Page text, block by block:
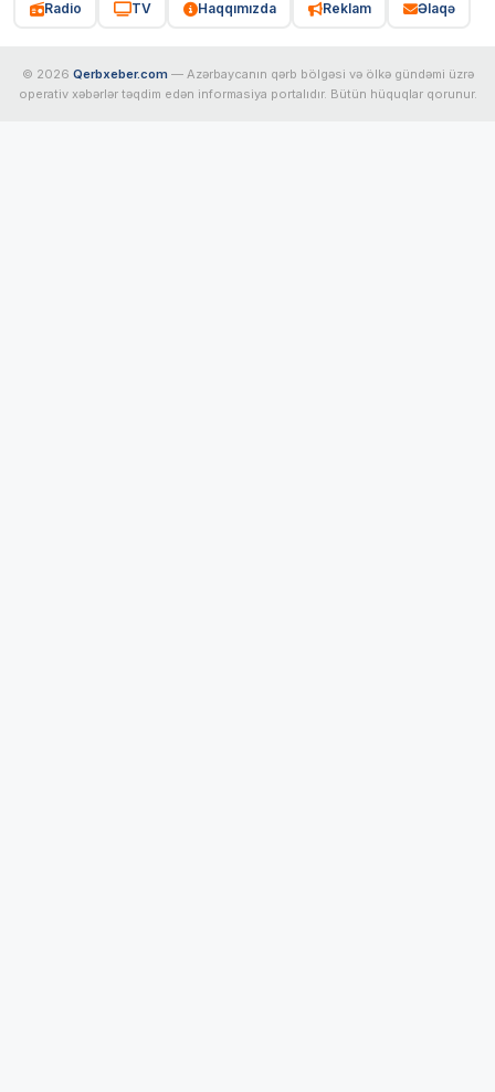
Radio TV Haqqımızda Reklam Əlaqə
© 2026 Qerbxeber.com — Azərbaycanın qərb bölgəsi və ölkə gündəmi üzrə
operativ xəbərlər təqdim edən informasiya portalıdır. Bütün hüquqlar qorunur.